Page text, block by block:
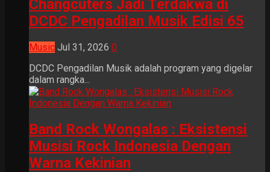
Changcuters Jadi Terdakwa di
DCDC Pengadilan Musik Edisi 65
Music Jul 31, 2026 0
DCDC Pengadilan Musik adalah program yang digelar
dalam rangka...
Band Rock Wongalas : Eksistensi
Musisi Rock Indonesia Dengan
Warna Kekinian